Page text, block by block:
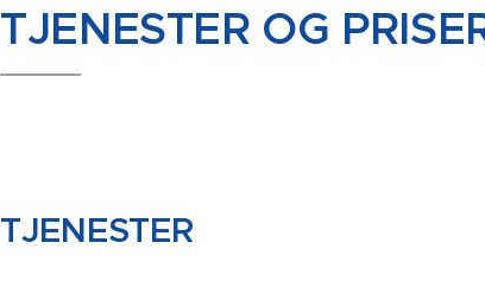
TJENESTER OG
TJENESTER